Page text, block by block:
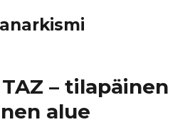
anarkismi
– tilapäinen
alue